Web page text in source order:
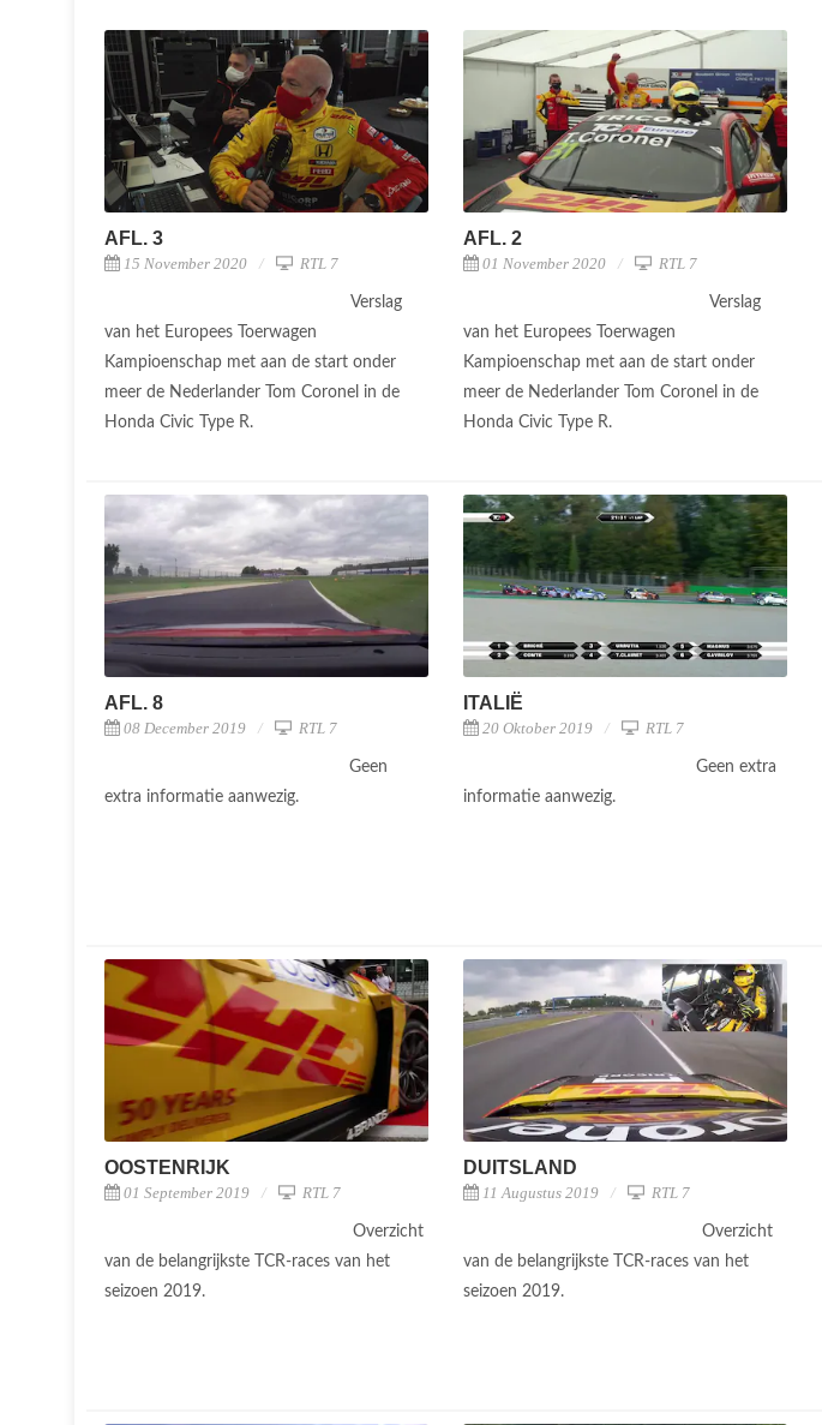
AFL. 3
15 November 2020 RTL 7
Verslag
van het Europees Toerwagen
Kampioenschap met aan de start onder
meer de Nederlander Tom Coronel in de
Honda Civic Type R.
AFL. 2
01 November 2020 RTL 7
Verslag
van het Europees Toerwagen
Kampioenschap met aan de start onder
meer de Nederlander Tom Coronel in de
Honda Civic Type R.
AFL. 8
08 December 2019 RTL 7
Geen
extra informatie aanwezig.
ITALIË
20 Oktober 2019 RTL 7
Geen extra
informatie aanwezig.
OOSTENRIJK
01 September 2019 RTL 7
Overzicht
van de belangrijkste TCR-races van het
seizoen 2019.
DUITSLAND
11 Augustus 2019 RTL 7
Overzicht
van de belangrijkste TCR-races van het
seizoen 2019.